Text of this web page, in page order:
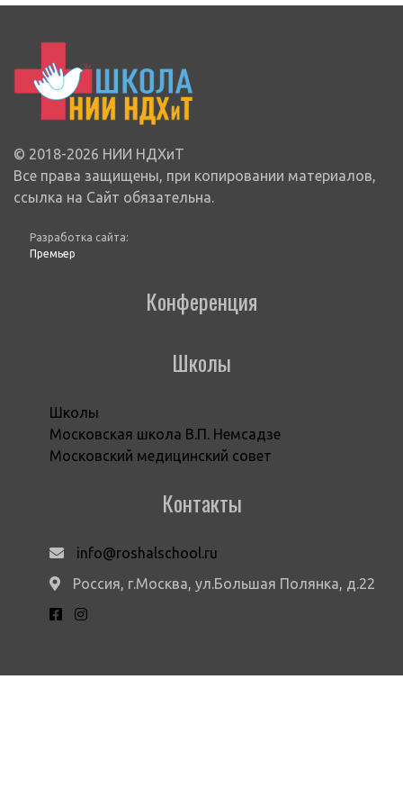
© 2018-2026 НИИ НДХиТ
Все права защищены, при копировании материалов,
ссылка на Сайт обязательна.
Разработка сайта:
Премьер
Конференция
Школы
Школы
Московская школа В.П. Немсадзе
Московский медицинский совет
Контакты
info@roshalschool.ru
Россия, г.Москва, ул.Большая Полянка, д.22